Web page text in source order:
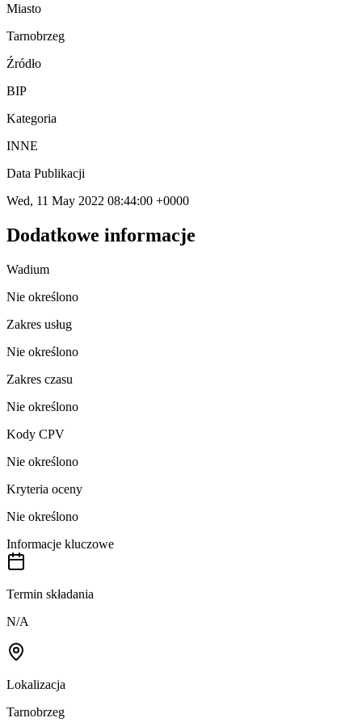
Miasto
Tarnobrzeg
Źródło
BIP
Kategoria
INNE
Data Publikacji
Wed, 11 May 2022 08:44:00 +0000
Dodatkowe informacje
Wadium
Nie określono
Zakres usług
Nie określono
Zakres czasu
Nie określono
Kody CPV
Nie określono
Kryteria oceny
Nie określono
Informacje kluczowe
Termin składania
N/A
Lokalizacja
Tarnobrzeg